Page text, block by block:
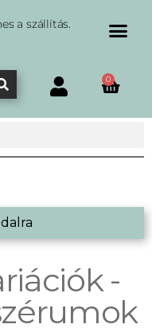
a szállítás.
0
-